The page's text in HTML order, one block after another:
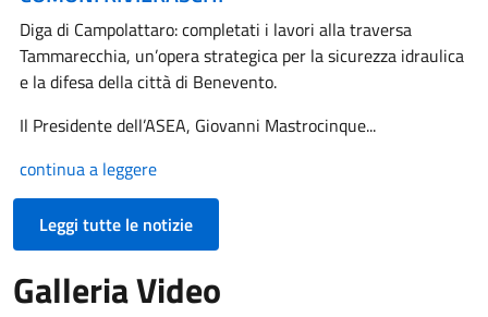
Diga di Campolattaro: completati i lavori alla traversa
Tammarecchia, un’opera strategica per la sicurezza idraulica
e la difesa della città di Benevento.
Il Presidente dell’ASEA, Giovanni Mastrocinque...
continua a leggere
Leggi tutte le notizie
Galleria Video